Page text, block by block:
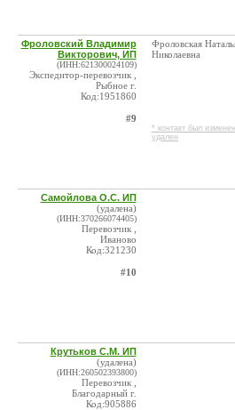
Фроловский Владимир
Викторович, ИП
(ИНН:621300024109)
Экспедитор-перевозчик ,
Рыбное г.
Код:1951860
#9
Фроловская
Николаевна
* контакт был
удален
Самойлова О.С. ИП
(удалена)
(ИНН:370266074405)
Перевозчик ,
Иваново
Код:321230
#10
Крутьков С.М. ИП
(удалена)
(ИНН:260502393800)
Перевозчик ,
Благодарный г.
Код:905886